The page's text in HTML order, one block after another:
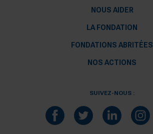
NOUS AIDER
LA FONDATION
FONDATIONS ABRITÉES
NOS ACTIONS
SUIVEZ-NOUS :